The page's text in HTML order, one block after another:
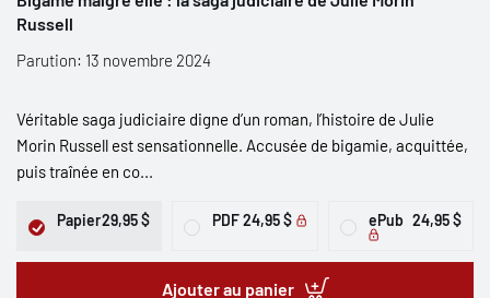
Russell
Parution: 13 novembre 2024
Véritable saga judiciaire digne d’un roman, l’histoire de Julie
Morin Russell est sensationnelle. Accusée de bigamie, acquittée,
puis traînée en co...
Papier29,95 $ PDF 24,95 $ ePub 24,95 $
Ajouter au panier